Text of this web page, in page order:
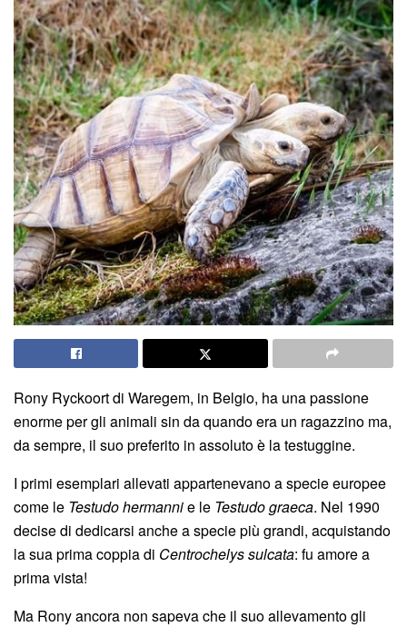
Rony Ryckoort di Waregem, in Belgio, ha una passione
enorme per gli animali sin da quando era un ragazzino ma,
da sempre, il suo preferito in assoluto è la testuggine.
I primi esemplari allevati appartenevano a specie europee
come le Testudo hermannie le Testudo graeca. Nel 1990
decise di dedicarsi anche a specie più grandi, acquistando
la sua prima coppia di Centrochelys sulcata: fu amore a
prima vista!
Ma Rony ancora non sapeva che il suo allevamento gli